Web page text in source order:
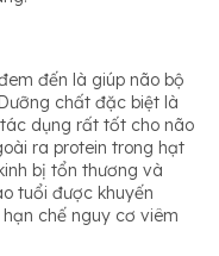
đến là giúp não bộ
chất đặc biệt là
dụng rất tốt cho não
ra protein trong hạt
bị tổn thương và
tuổi được khuyến
chế nguy cơ viêm